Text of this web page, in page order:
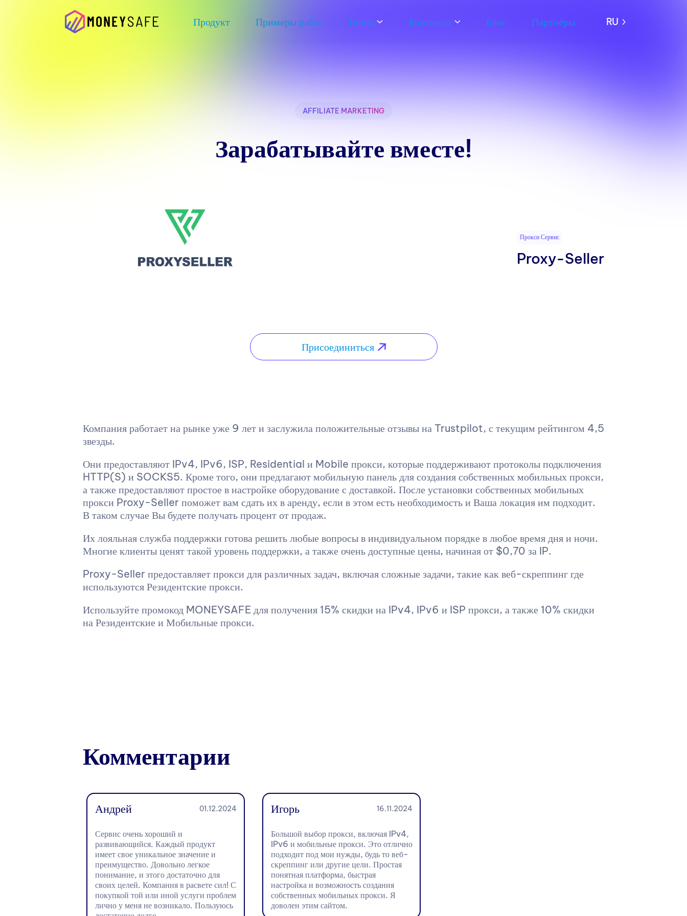
Продукт Примеры работ Цены Контакты Блог Партнёры RU
AFFILIATE MARKETING
Зарабатывайте вместе!
Прокси Сервис
Proxy-Seller
Присоединиться
Компания работает на рынке уже 9 лет и заслужила положительные отзывы на Trustpilot, с текущим рейтингом 4,5
звезды.
Они предоставляют IPv4, IPv6, ISP, Residential и Mobile прокси, которые поддерживают протоколы подключения
HTTP(S) и SOCKS5. Кроме того, они предлагают мобильную панель для создания собственных мобильных прокси,
а также предоставляют простое в настройке оборудование с доставкой. После установки собственных мобильных
прокси Proxy-Seller поможет вам сдать их в аренду, если в этом есть необходимость и Ваша локация им подходит.
В таком случае Вы будете получать процент от продаж.
Их лояльная служба поддержки готова решить любые вопросы в индивидуальном порядке в любое время дня и ночи.
Многие клиенты ценят такой уровень поддержки, а также очень доступные цены, начиная от $0,70 за IP.
Proxy-Seller предоставляет прокси для различных задач, включая сложные задачи, такие как веб-скреппинг где
используются Резидентские прокси.
Используйте промокод MONEYSAFE для получения 15% скидки на IPv4, IPv6 и ISP прокси, а также 10% скидки
на Резидентские и Мобильные прокси.
Комментарии
Андрей 01.12.2024
Сервис очень хороший и
развивающийся. Каждый продукт
имеет свое уникальное значение и
преимущество. Довольно легкое
понимание, и этого достаточно для
своих целей. Компания в расвете сил! С
покупкой той или иной услуги проблем
лично у меня не возникало. Пользуюсь
Игорь 16.11.2024
Большой выбор прокси, включая IPv4,
IPv6 и мобильные прокси. Это отлично
подходит под мои нужды, будь то веб-
скреппинг или другие цели. Простая
понятная платформа, быстрая
настройка и возможность создания
собственных мобильных прокси. Я
доволен этим сайтом.